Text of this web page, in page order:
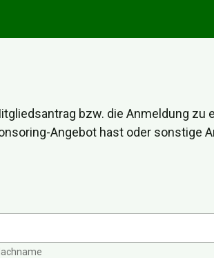
bzw. die Anmeldung
Angebot hast oder sonstige